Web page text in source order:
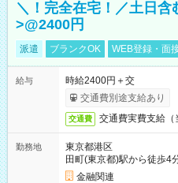
＼！完全在宅！／土日
>@2400円
派遣 ブランクOK WEB登録・面
給与
時給2400円＋交
交通費別途支給あり
交通費 交通費実費支給（
勤務地
東京都港区
田町(東京都)駅から徒歩4
金融関連